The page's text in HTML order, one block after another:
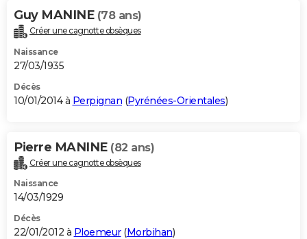
Guy MANINE (78 ans)
Créer une cagnotte obsèques
Naissance
27/03/1935
Décès
10/01/2014 à Perpignan (Pyrénées-Orientales)
Pierre MANINE (82 ans)
Créer une cagnotte obsèques
Naissance
14/03/1929
Décès
22/01/2012 à Ploemeur(Morbihan)